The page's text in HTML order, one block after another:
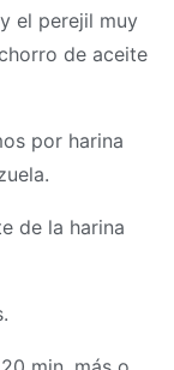
el perejil muy
de aceite
por harina
de la harina